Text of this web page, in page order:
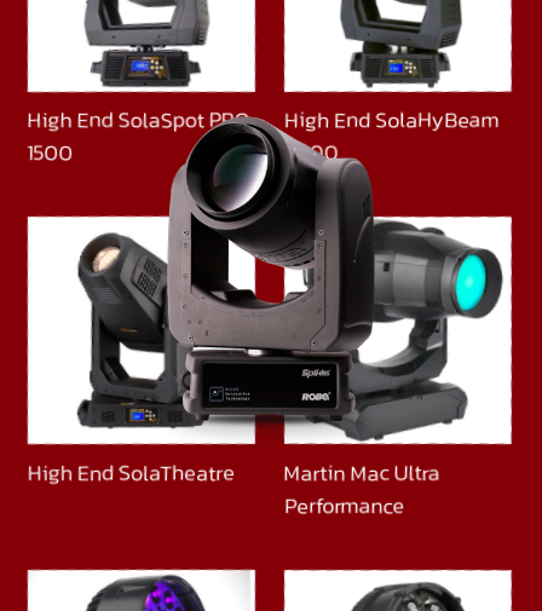
High End SolaSpot PRO
1500
High End SolaHyBeam
2000
High End SolaTheatre Martin Mac Ultra
Performance